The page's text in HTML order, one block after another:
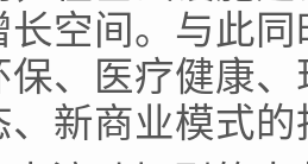
空间。与此
、医疗健康
新商业模式